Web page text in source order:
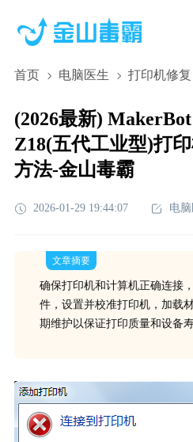
首页 电脑医生 打印机修复
(2026最新)
Z18(五代工业型)打
方法-金山毒霸
2026-01-29 19:44:07 电
文章摘要
确保打印机和计算机正确连接
件，设置并校准打印机，加载
期维护以保证打印质量和设备寿